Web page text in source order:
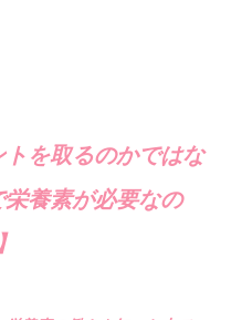
トを取るのかではな
栄養素が必要なの